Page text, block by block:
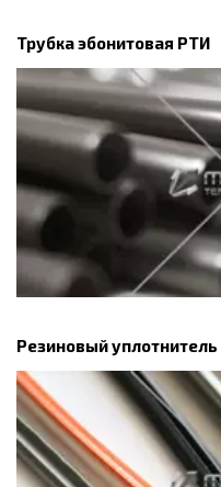
Трубка эбонитовая РТИ
Резиновый уплотнитель